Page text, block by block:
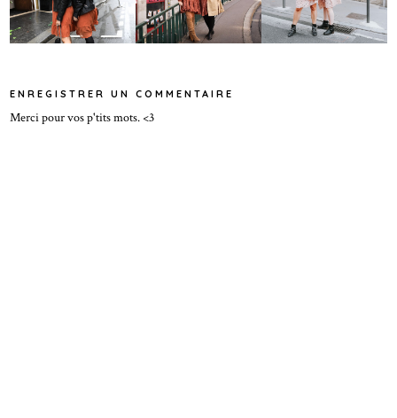
ENREGISTRER UN COMMENTAIRE
Merci pour vos p'tits mots. <3